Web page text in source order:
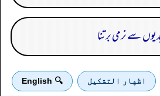
سے نرمی برتنا
اظهار التشكيل 🔍 English